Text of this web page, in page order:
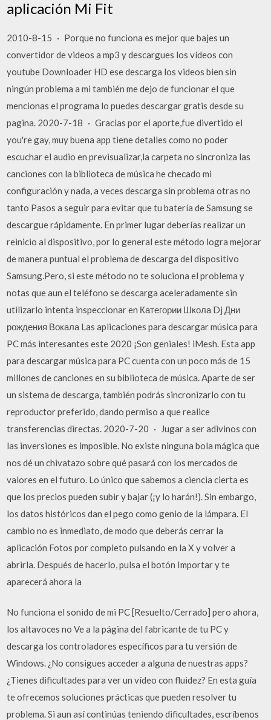
aplicación Mi Fit
2010-8-15 · Porque no funciona es mejor que bajes un
convertidor de videos a mp3 y descargues los vídeos con
youtube Downloader HD ese descarga los videos bien sin
ningún problema a mi también me dejo de funcionar el que
mencionas el programa lo puedes descargar gratis desde su
pagina. 2020-7-18 · Gracias por el aporte,fue divertido el
you're gay, muy buena app tiene detalles como no poder
escuchar el audio en previsualizar,la carpeta no sincroniza las
canciones con la biblioteca de música he checado mi
configuración y nada, a veces descarga sin problema otras no
tanto Pasos a seguir para evitar que tu batería de Samsung se
descargue rápidamente. En primer lugar deberías realizar un
reinicio al dispositivo, por lo general este método logra mejorar
de manera puntual el problema de descarga del dispositivo
Samsung.Pero, si este método no te soluciona el problema y
notas que aun el teléfono se descarga aceleradamente sin
utilizarlo intenta inspeccionar en Категории Школа Dj Дни
рождения Вокала Las aplicaciones para descargar música para
PC más interesantes este 2020 ¡Son geniales! iMesh. Esta app
para descargar música para PC cuenta con un poco más de 15
millones de canciones en su biblioteca de música. Aparte de ser
un sistema de descarga, también podrás sincronizarlo con tu
reproductor preferido, dando permiso a que realice
transferencias directas. 2020-7-20 · Jugar a ser adivinos con
las inversiones es imposible. No existe ninguna bola mágica que
nos dé un chivatazo sobre qué pasará con los mercados de
valores en el futuro. Lo único que sabemos a ciencia cierta es
que los precios pueden subir y bajar (¡y lo harán!). Sin embargo,
los datos históricos dan el pego como genio de la lámpara. El
cambio no es inmediato, de modo que deberás cerrar la
aplicación Fotos por completo pulsando en la X y volver a
abrirla. Después de hacerlo, pulsa el botón Importar y te
aparecerá ahora la
No funciona el sonido de mi PC [Resuelto/Cerrado] pero ahora,
los altavoces no Ve a la página del fabricante de tu PC y
descarga los controladores específicos para tu versión de
Windows. ¿No consigues acceder a alguna de nuestras apps?
¿Tienes dificultades para ver un vídeo con fluidez? En esta guía
te ofrecemos soluciones prácticas que pueden resolver tu
problema. Si aun así continúas teniendo dificultades, escríbenos